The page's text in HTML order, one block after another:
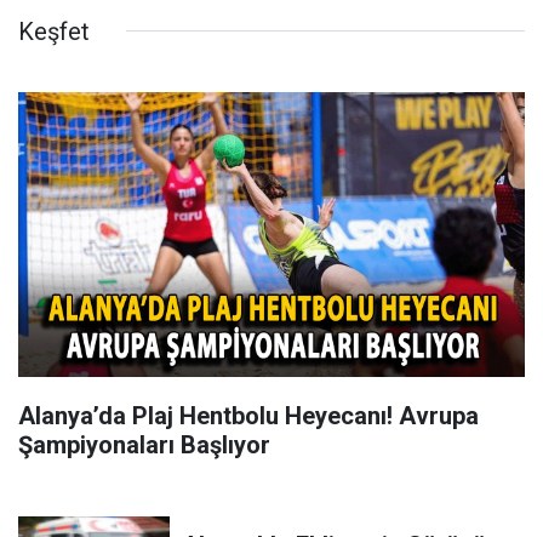
Keşfet
Alanya’da Plaj Hentbolu Heyecanı! Avrupa
Şampiyonaları Başlıyor